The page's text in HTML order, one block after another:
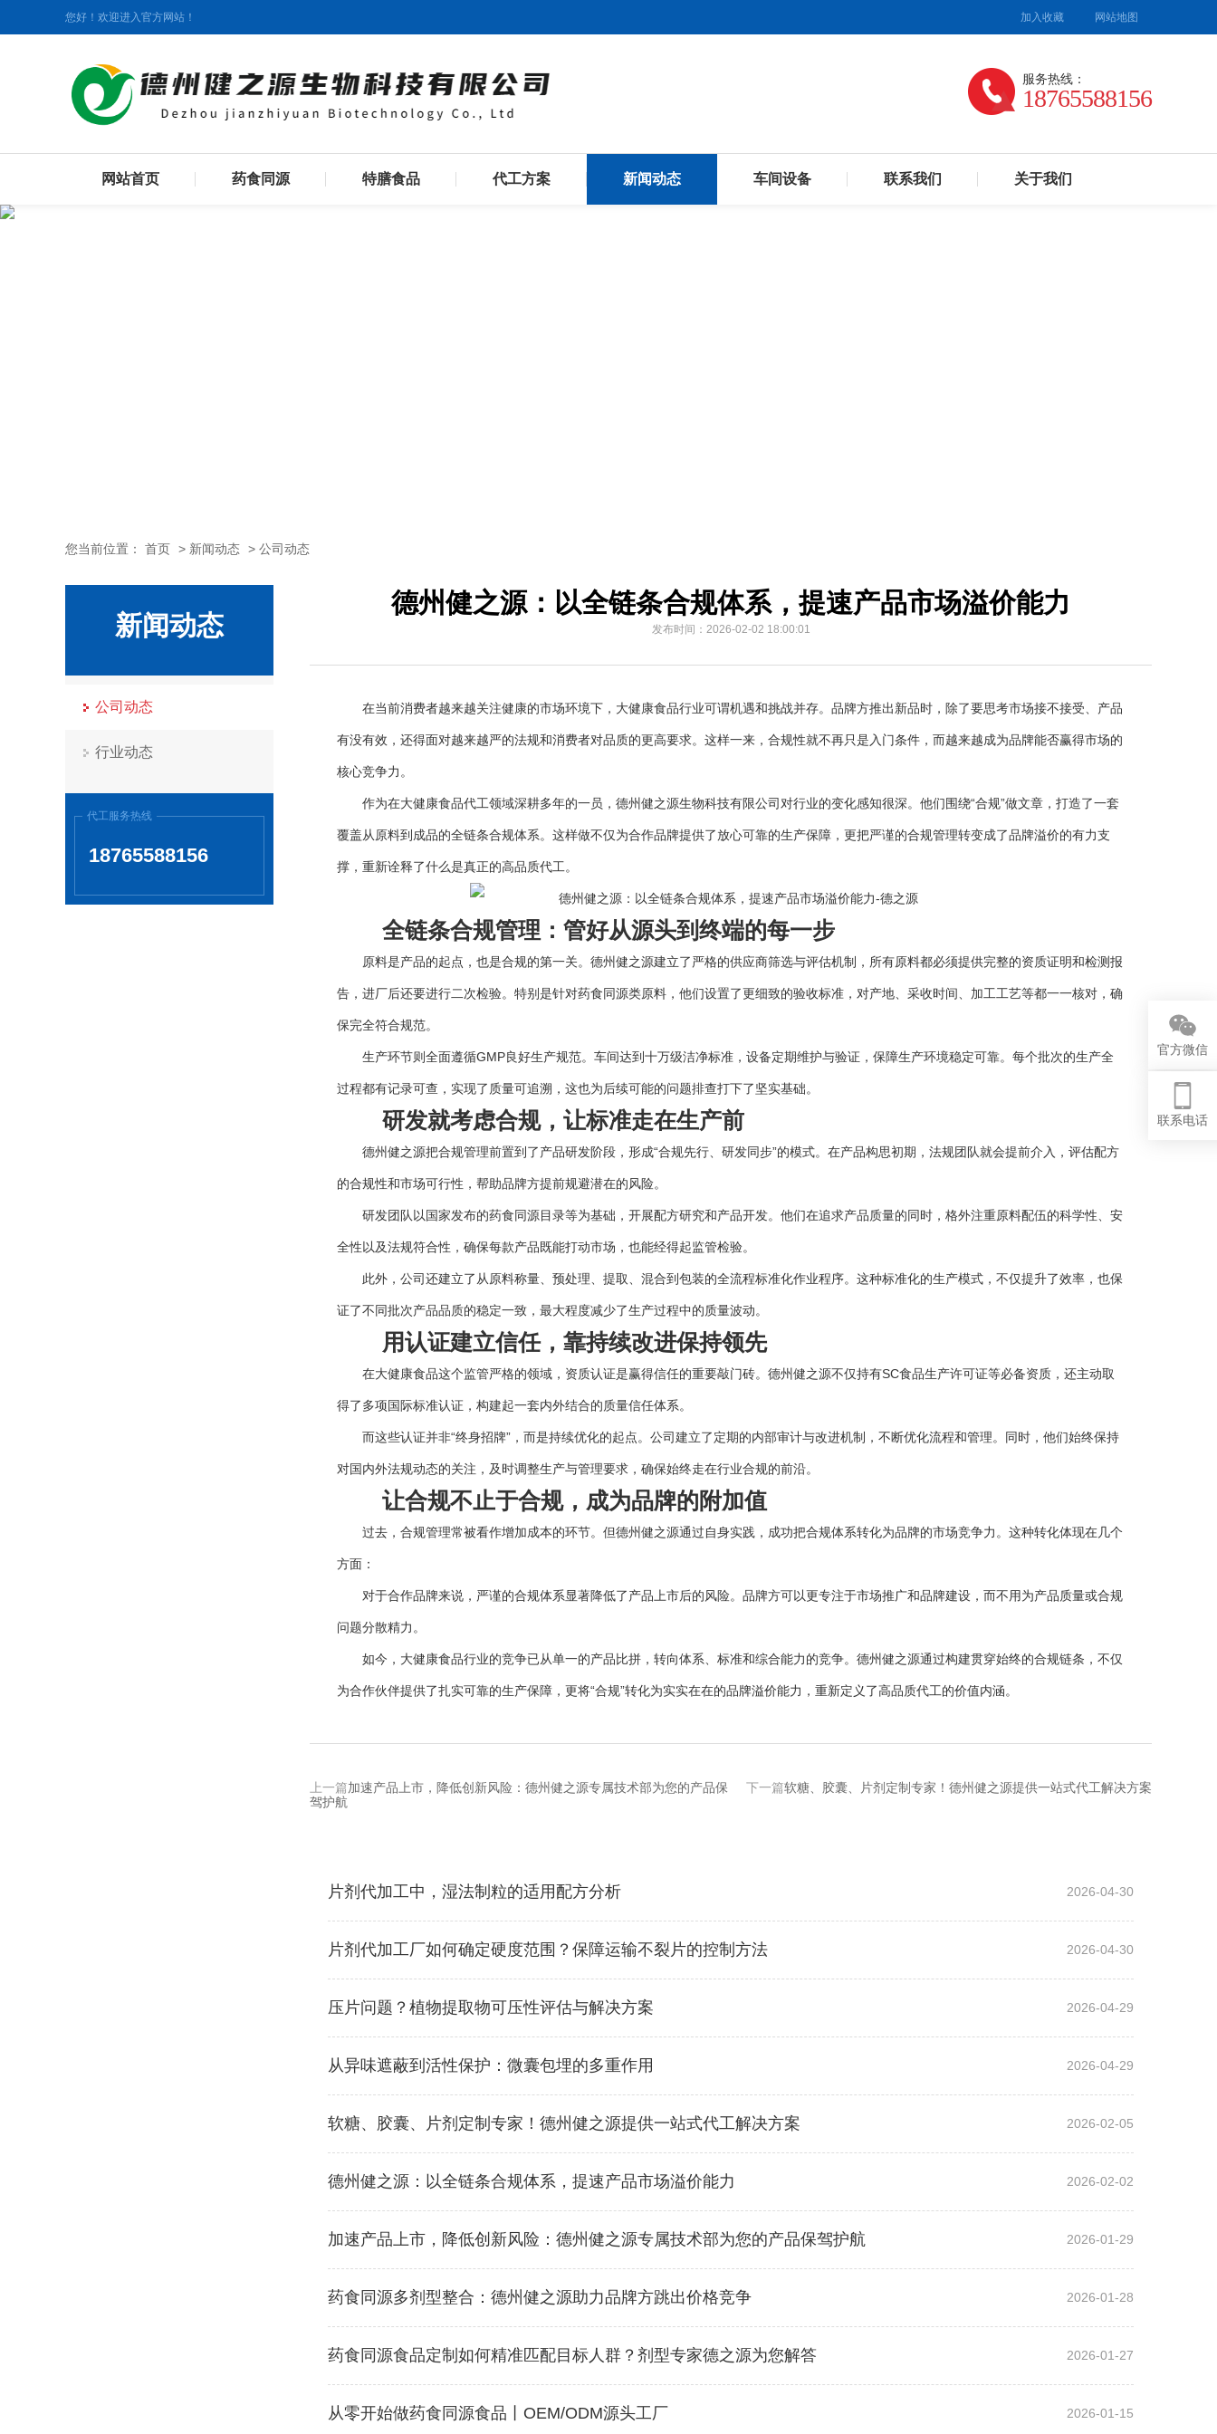
您好！欢迎进入官方网站！ 加入收藏 网站地图
服务热线：
18765588156
网站首页 药食同源 特膳食品 代工方案 新闻动态 车间设备 联系我们 关于我们
您当前位置： 首页 > 新闻动态 > 公司动态
新闻动态
公司动态
行业动态
代工服务热线
18765588156
德州健之源：以全链条合规体系，提速产品市场溢价能力
发布时间：2026-02-02 18:00:01
在当前消费者越来越关注健康的市场环境下，大健康食品行业可谓机遇和挑战并存。品牌方推出新品时，除了要思考市场接不接受、产品
有没有效，还得面对越来越严的法规和消费者对品质的更高要求。这样一来，合规性就不再只是入门条件，而越来越成为品牌能否赢得市场的
核心竞争力。
作为在大健康食品代工领域深耕多年的一员，德州健之源生物科技有限公司对行业的变化感知很深。他们围绕“合规”做文章，打造了一套
覆盖从原料到成品的全链条合规体系。这样做不仅为合作品牌提供了放心可靠的生产保障，更把严谨的合规管理转变成了品牌溢价的有力支
撑，重新诠释了什么是真正的高品质代工。
全链条合规管理：管好从源头到终端的每一步
原料是产品的起点，也是合规的第一关。德州健之源建立了严格的供应商筛选与评估机制，所有原料都必须提供完整的资质证明和检测报
告，进厂后还要进行二次检验。特别是针对药食同源类原料，他们设置了更细致的验收标准，对产地、采收时间、加工工艺等都一一核对，确
保完全符合规范。
生产环节则全面遵循GMP良好生产规范。车间达到十万级洁净标准，设备定期维护与验证，保障生产环境稳定可靠。每个批次的生产全
过程都有记录可查，实现了质量可追溯，这也为后续可能的问题排查打下了坚实基础。
研发就考虑合规，让标准走在生产前
德州健之源把合规管理前置到了产品研发阶段，形成“合规先行、研发同步”的模式。在产品构思初期，法规团队就会提前介入，评估配方
的合规性和市场可行性，帮助品牌方提前规避潜在的风险。
研发团队以国家发布的药食同源目录等为基础，开展配方研究和产品开发。他们在追求产品质量的同时，格外注重原料配伍的科学性、安
全性以及法规符合性，确保每款产品既能打动市场，也能经得起监管检验。
此外，公司还建立了从原料称量、预处理、提取、混合到包装的全流程标准化作业程序。这种标准化的生产模式，不仅提升了效率，也保
证了不同批次产品品质的稳定一致，最大程度减少了生产过程中的质量波动。
用认证建立信任，靠持续改进保持领先
在大健康食品这个监管严格的领域，资质认证是赢得信任的重要敲门砖。德州健之源不仅持有SC食品生产许可证等必备资质，还主动取
得了多项国际标准认证，构建起一套内外结合的质量信任体系。
而这些认证并非“终身招牌”，而是持续优化的起点。公司建立了定期的内部审计与改进机制，不断优化流程和管理。同时，他们始终保持
对国内外法规动态的关注，及时调整生产与管理要求，确保始终走在行业合规的前沿。
让合规不止于合规，成为品牌的附加值
过去，合规管理常被看作增加成本的环节。但德州健之源通过自身实践，成功把合规体系转化为品牌的市场竞争力。这种转化体现在几个
方面：
对于合作品牌来说，严谨的合规体系显著降低了产品上市后的风险。品牌方可以更专注于市场推广和品牌建设，而不用为产品质量或合规
问题分散精力。
如今，大健康食品行业的竞争已从单一的产品比拼，转向体系、标准和综合能力的竞争。德州健之源通过构建贯穿始终的合规链条，不仅
为合作伙伴提供了扎实可靠的生产保障，更将“合规”转化为实实在在的品牌溢价能力，重新定义了高品质代工的价值内涵。
上一篇加速产品上市，降低创新风险：德州健之源专属技术部为您的产品保
驾护航
下一篇软糖、胶囊、片剂定制专家！德州健之源提供一站式代工解决方案
片剂代加工中，湿法制粒的适用配方分析 2026-04-30
片剂代加工厂如何确定硬度范围？保障运输不裂片的控制方法 2026-04-30
压片问题？植物提取物可压性评估与解决方案 2026-04-29
从异味遮蔽到活性保护：微囊包埋的多重作用 2026-04-29
软糖、胶囊、片剂定制专家！德州健之源提供一站式代工解决方案 2026-02-05
德州健之源：以全链条合规体系，提速产品市场溢价能力 2026-02-02
加速产品上市，降低创新风险：德州健之源专属技术部为您的产品保驾护航 2026-01-29
药食同源多剂型整合：德州健之源助力品牌方跳出价格竞争 2026-01-28
药食同源食品定制如何精准匹配目标人群？剂型专家德之源为您解答 2026-01-27
从零开始做药食同源食品丨OEM/ODM源头工厂 2026-01-15
官方微信
联系电话